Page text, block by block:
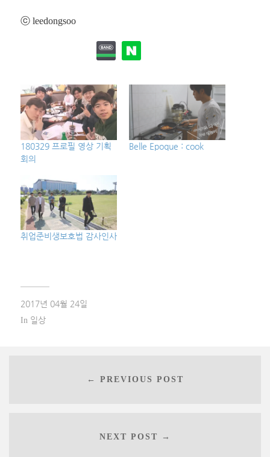
ⓒ leedongsoo
180329 프로필 영상 기획
회의
Belle Epoque : cook
취업준비생보호법 감사인사
2017년 04월 24일
In 일상
← PREVIOUS POST
NEXT POST →